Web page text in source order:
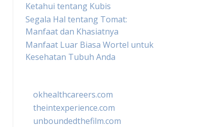
Ketahui tentang Kubis
Segala Hal tentang Tomat:
Manfaat dan Khasiatnya
Manfaat Luar Biasa Wortel untuk
Kesehatan Tubuh Anda
okhealthcareers.com
theintexperience.com
unboundedthefilm.com